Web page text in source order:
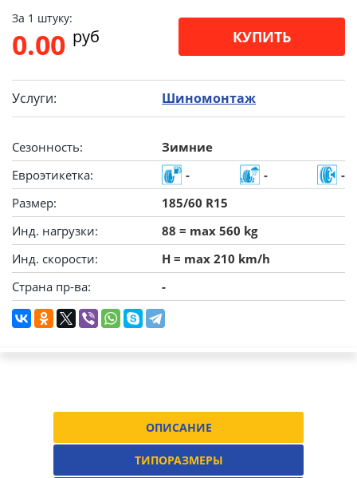
За 1 штуку:
0.00 pуб КУПИТЬ
Услуги: Шиномонтаж
Сезонность:
Зимние
Евроэтикетка:
- -
-
Размер:
185/60 R15
Инд. нагрузки:
88 = max 560 kg
Инд. скорости:
H = max 210 km/h
Страна пр-ва:
-
ОПИСАНИЕ
ТИПОРАЗМЕРЫ